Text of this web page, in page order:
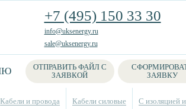
+7 (495) 150 33 30
info@uksenergy.ru
sale@uksenergy.ru
ОТПРАВИТЬ ФАЙЛ С
ЗАЯВКОЙ
ЗАЯВКУ
Кабели и провода Кабели силовые С изоляцией